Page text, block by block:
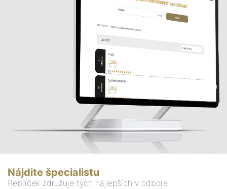
Nájdite špecialistu
Rebríček združuje tých najlepších v odbore